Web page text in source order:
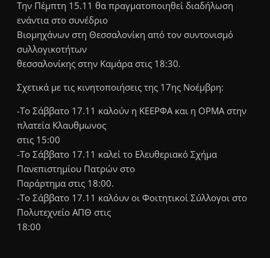
Την Πέμπτη 15.11 θα πραγματοποιηθεί διαδήλωση
ενάντια στο συνέδριο
Βιομηχάνων στη Θεσσαλονίκη από τον συντονισμό
συλλογικοτήτων
θεσσαλονίκης στην Καμάρα στις 18:30.
Σχετικά με τις κινητοποιήσεις της 17ης Νοέμβρη:
-Το Σάββατο 17.11 καλούν η ΚΕΕΡΦΑ και η ΟΡΜΑ στην
πλατεία Κλαυθμωνος
στις 15:00
-Το Σάββατο 17.11 καλεί το Ελευθεριακό Σχήμα
Πανεπιστημίου Πατρών στο
Παράρτημα στις 18:00.
-Το Σάββατο 17.11 καλόυν οι Φοιτητικοί Σύλλογοι στο
Πολυτεχνείο ΑΠΘ στις
18:00